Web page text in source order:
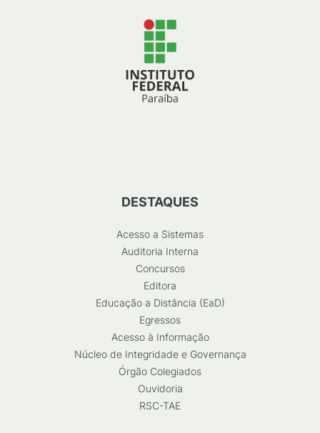
DESTAQUES
Acesso a Sistemas
Auditoria Interna
Concursos
Editora
Educação a Distância (EaD)
Egressos
Acesso à Informação
Núcleo de Integridade e Governança
Órgão Colegiados
Ouvidoria
RSC-TAE